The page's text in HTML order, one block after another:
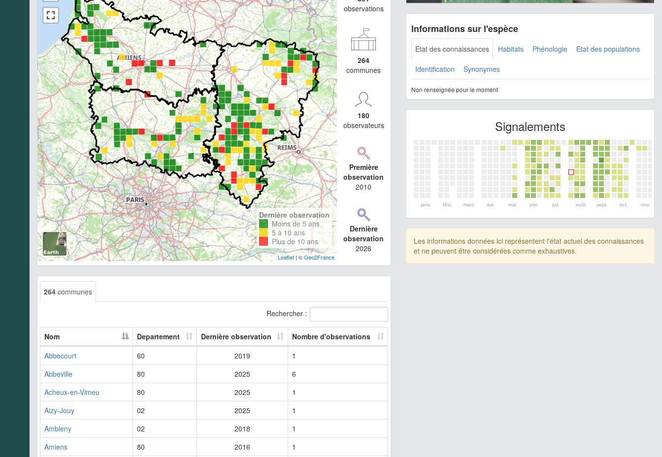
Dernière observation
Moins de 5 ans
5 à 10 ans
Plus de 10 ans
Leaflet| ©Geo2France
observations
264
communes
180
observateurs
Première
observation
2010
Dernière
observation
2026
264 communes
Rechercher :
Nom Departement Dernière observation
Nombre d'observations
Abbecourt
60 2019
1
Abbeville
80 2025
6
Acheux-en-Vimeu
80 2025
1
Aizy-Jouy
02 2025
1
Ambleny
02 2018
1
Amiens
80 2016
1
Informations sur l'espèce
Etat des connaissances Habitats Phénologie Etat des populations
Identification Synonymes
Non renseignée pour le moment
Signalements
janv. févr. mars avr. mai juin juil. août sept. oct. nov.
Les informations données ici représentent l'état actuel des connaissances
et ne peuvent être considérées comme exhaustives.